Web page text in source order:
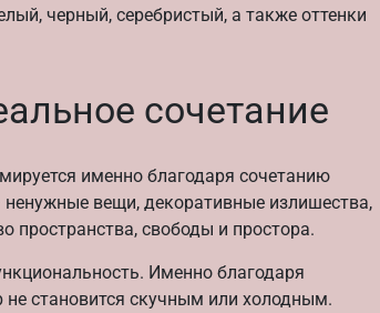
черный, серебристый, а также оттенки
сочетание
именно благодаря сочетанию
вещи, декоративные излишества,
пространства, свободы и простора.
Именно благодаря
становится скучным или холодным.